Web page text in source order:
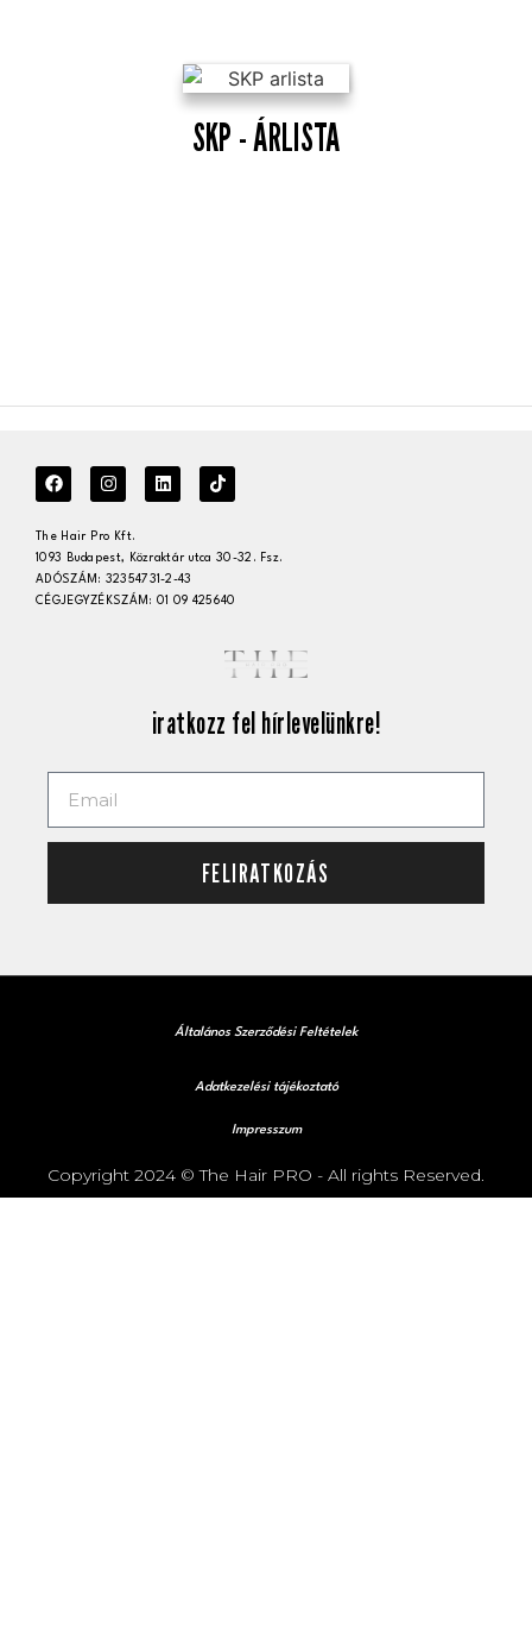
SKP - ÁRLISTA
The Hair Pro Kft.
1093 Budapest, Közraktár utca 30-32. Fsz.
ADÓSZÁM: 32354731-2-43
CÉGJEGYZÉKSZÁM: 01 09 425640
iratkozz fel hírlevelünkre!
FELIRATKOZÁS
Általános Szerződési Feltételek
Adatkezelési tájékoztató
Impresszum
Copyright 2024 © The Hair PRO - All rights Reserved.